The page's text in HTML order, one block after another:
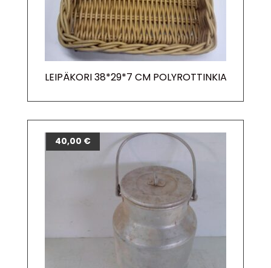
LEIPÄKORI 38*29*7 CM POLYROTTINKIA
40,00 €